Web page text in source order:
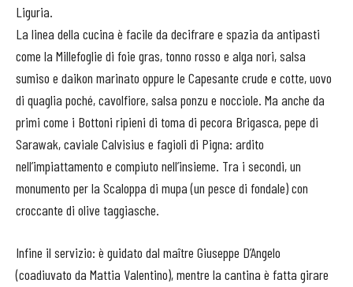
Liguria.
La linea della cucina è facile da decifrare e spazia da antipasti
come la Millefoglie di foie gras, tonno rosso e alga nori, salsa
sumiso e daikon marinato oppure le Capesante crude e cotte, uovo
di quaglia poché, cavolfiore, salsa ponzu e nocciole. Ma anche da
primi come i Bottoni ripieni di toma di pecora Brigasca, pepe di
Sarawak, caviale Calvisius e fagioli di Pigna: ardito
nell’impiattamento e compiuto nell’insieme. Tra i secondi, un
monumento per la Scaloppa di mupa (un pesce di fondale) con
croccante di olive taggiasche.
Infine il servizio: è guidato dal maître Giuseppe D’Angelo
(coadiuvato da Mattia Valentino), mentre la cantina è fatta girare